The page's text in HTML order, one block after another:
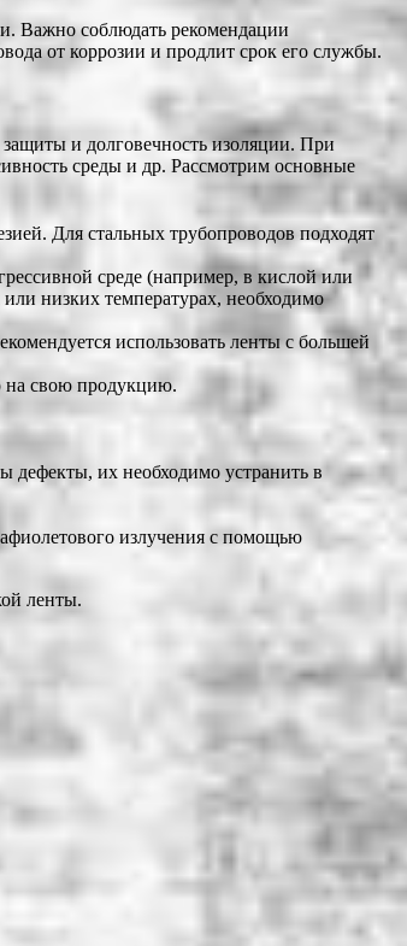
Важно соблюдать рекомендации
от коррозии и продлит срок его службы.
и долговечность изоляции. При
среды и др. Рассмотрим основные
Для стальных трубопроводов подходят
среде (например, в кислой или
низких температурах, необходимо
использовать ленты с большей
на свою продукцию.
дефекты, их необходимо устранить в
излучения с помощью
ленты.